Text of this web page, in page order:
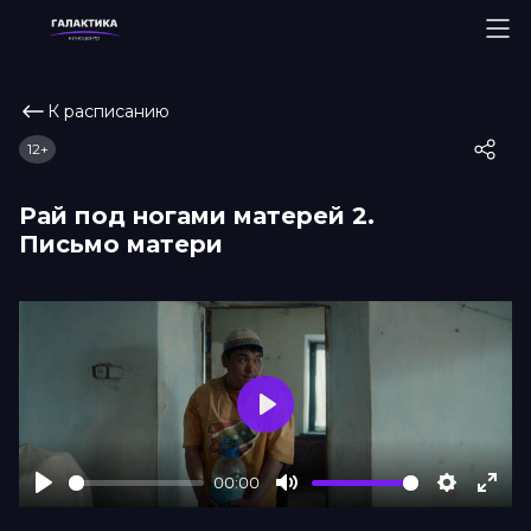
К расписанию
Рай под ногами матерей 2.
Письмо матери
12+
Play
00:00
Mute Settings
Play